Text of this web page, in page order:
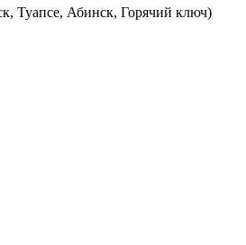
Туапсе, Абинск, Горячий ключ)